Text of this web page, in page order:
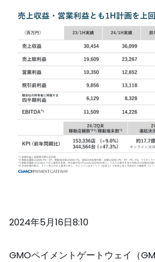
2024年5月16日8:10
GMOペイメントゲートウェイ（